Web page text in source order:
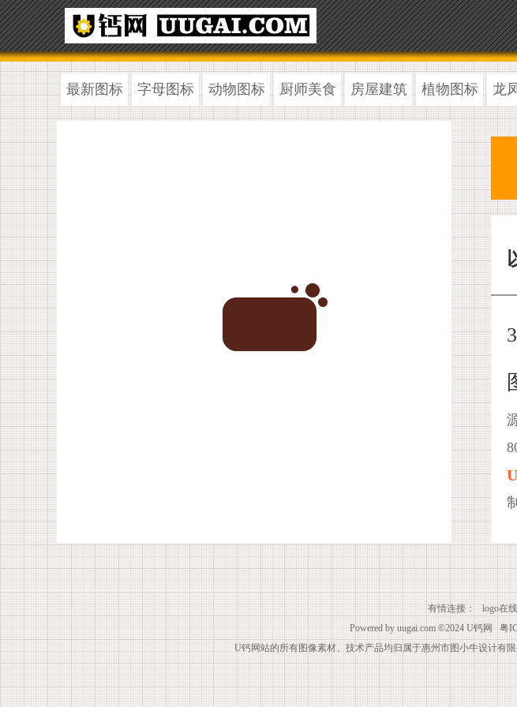
最新图标 字母图标 动物图标 厨师美食 房屋建筑 植物图标 龙
有情连接： logo在
Powered by uugai.com ©2024 U钙网 粤
U钙网站的所有图像素材、技术产品均归属于惠州市图小牛设计有